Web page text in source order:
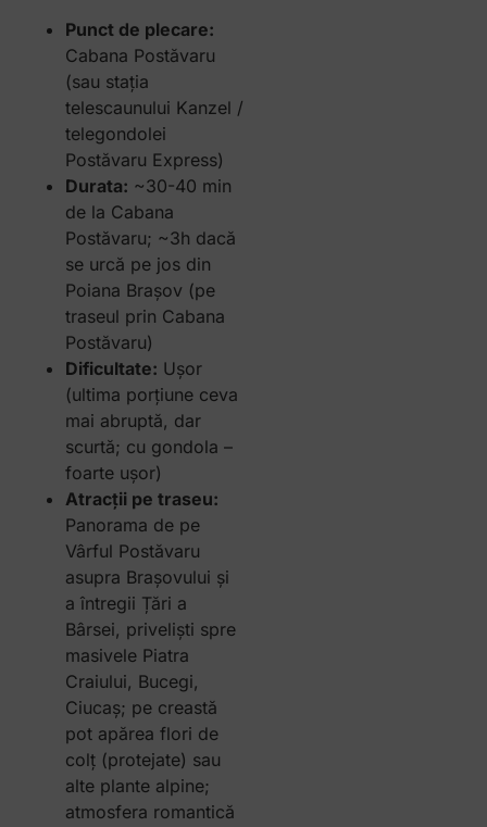
Punct de plecare:
Cabana Postăvaru
(sau stația
telescaunului Kanzel /
telegondolei
Postăvaru Express)
Durata: ~30-40 min
de la Cabana
Postăvaru; ~3h dacă
se urcă pe jos din
Poiana Brașov (pe
traseul prin Cabana
Postăvaru)
Dificultate: Ușor
(ultima porțiune ceva
mai abruptă, dar
scurtă; cu gondola –
foarte ușor)
Atracții pe traseu:
Panorama de pe
Vârful Postăvaru
asupra Brașovului și
a întregii Țări a
Bârsei, priveliști spre
masivele Piatra
Craiului, Bucegi,
Ciucaș; pe creastă
pot apărea flori de
colț (protejate) sau
alte plante alpine;
atmosfera romantică